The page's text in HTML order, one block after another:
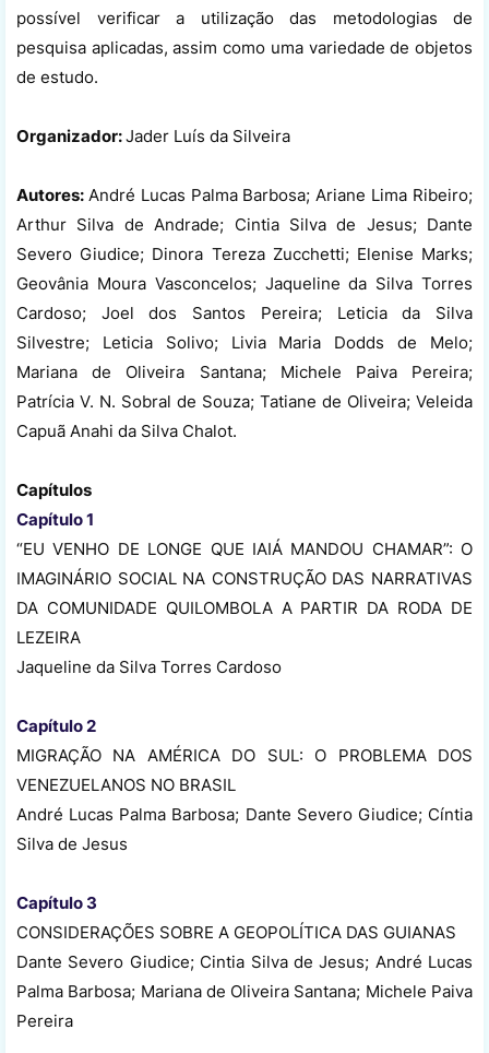
possível verificar a utilização das metodologias de
pesquisa aplicadas, assim como uma variedade de objetos
de estudo.
Organizador:Jader Luís da Silveira
Autores: André Lucas Palma Barbosa; Ariane Lima Ribeiro;
Arthur Silva de Andrade; Cintia Silva de Jesus; Dante
Severo Giudice; Dinora Tereza Zucchetti; Elenise Marks;
Geovânia Moura Vasconcelos; Jaqueline da Silva Torres
Cardoso; Joel dos Santos Pereira; Leticia da Silva
Silvestre; Leticia Solivo; Livia Maria Dodds de Melo;
Mariana de Oliveira Santana; Michele Paiva Pereira;
Patrícia V. N. Sobral de Souza; Tatiane de Oliveira; Veleida
Capuã Anahi da Silva Chalot.
Capítulos
Capítulo 1
“EU VENHO DE LONGE QUE IAIÁ MANDOU CHAMAR”: O
IMAGINÁRIO SOCIAL NA CONSTRUÇÃO DAS NARRATIVAS
DA COMUNIDADE QUILOMBOLA A PARTIR DA RODA DE
LEZEIRA
Jaqueline da Silva Torres Cardoso
Capítulo 2
MIGRAÇÃO NA AMÉRICA DO SUL: O PROBLEMA DOS
VENEZUELANOS NO BRASIL
André Lucas Palma Barbosa; Dante Severo Giudice; Cíntia
Silva de Jesus
Capítulo 3
CONSIDERAÇÕES SOBRE A GEOPOLÍTICA DAS GUIANAS
Dante Severo Giudice; Cintia Silva de Jesus; André Lucas
Palma Barbosa; Mariana de Oliveira Santana; Michele Paiva
Pereira